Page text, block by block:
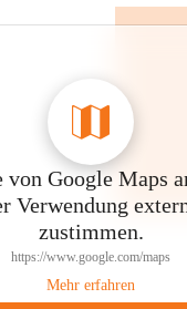
Google Maps
Verwendung
zustimmen.
https://www.google.com/maps
Mehr erfahren